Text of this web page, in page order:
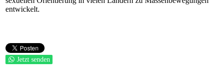
entwickelt.
Jetzt senden